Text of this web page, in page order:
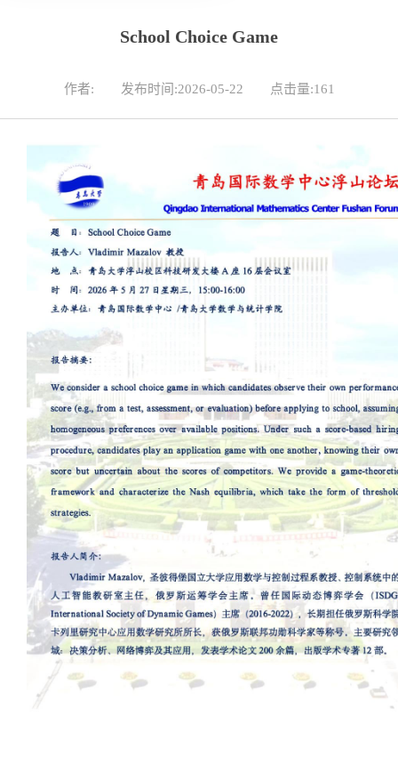
School Choice Game
作者: 发布时间:2026-05-22 点击量:161